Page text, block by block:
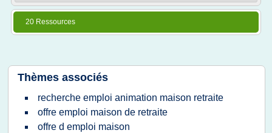
20 Ressources
Thèmes associés
recherche emploi animation maison retraite
offre emploi maison de retraite
offre d emploi maison